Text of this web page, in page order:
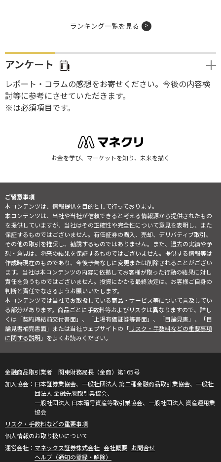
ランキング一覧を見る
アンケート
レポート・コラムの感想をお寄せください。今後の内容検
討等に参考にさせていただきます。
※は必須項目です。
お金を学び、マーケットを知り、未来を描く
ご留意事項
本コンテンツは、情報提供を目的として行っております。
本コンテンツは、当社や当社が信頼できると考える情報源から提供されたもの
を提供していますが、当社はその正確性や完全性について意見を表明し、また
保証するものではございません。有価証券の購入、売却、デリバティブ取引、
その他の取引を推奨し、勧誘するものではありません。また、過去の実績や予
想・意見は、将来の結果を保証するものではございません。提供する情報等は
作成時現在のものであり、今後予告なしに変更または削除されることがござい
ます。当社は本コンテンツの内容に依拠してお客様が取った行動の結果に対し
責任を負うものではございません。投資にかかる最終決定は、お客様ご自身の
判断と責任でなさるようお願いいたします。
本コンテンツでは当社でお取扱している商品・サービス等について言及してい
る部分があります。商品ごとに手数料等およびリスクは異なりますので、詳し
くは「契約締結前交付書面」、「上場有価証券等書面」、「目論見書」、「目
論見書補完書面」または当社ウェブサイトの「リスク・手数料などの重要事項
に関する説明」をよくお読みください。
金融商品取引業者 関東財務局長（金商）第165号
日本証券業協会、一般社団法人 第二種金融商品取引業協会、一般社
団法人 金融先物取引業協会、
一般社団法人 日本暗号資産等取引業協会、一般社団法人 資産運用業
協会
リスク・手数料などの重要事項
個人情報のお取り扱いについて
マネックス証券株式会社 会社概要 お問合せ
ヘルプ（通知の登録・解除）